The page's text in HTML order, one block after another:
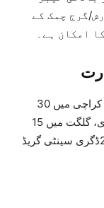
گرج چمک کے
امکان ہے۔
اسلام آباد میں 21 ڈگری سینٹی گریڈ، لاہور اور کراچی میں 30
ڈگری، پشاور میں 24 ڈگری، کوئٹہ میں 17 ڈگری، گلگت میں 15
ڈگری، مری میں 11 ڈگری اور مظہر آباد میں 20ڈگری سینٹی گریڈ